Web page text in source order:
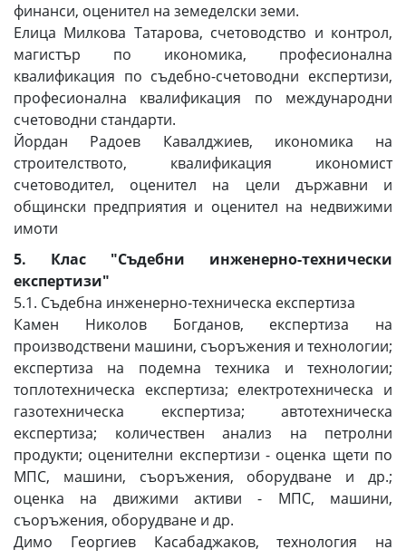
финанси, оценител на земеделски земи.
Елица Милкова Татарова, счетоводство и контрол,
магистър по икономика, професионална
квалификация по съдебно-счетоводни експертизи,
професионална квалификация по международни
счетоводни стандарти.
Йордан Радоев Кавалджиев, икономика на
строителството, квалификация икономист
счетоводител, оценител на цели държавни и
общински предприятия и оценител на недвижими
имоти
5. Клас "Съдебни инженерно-технически
експертизи"
5.1. Съдебна инженерно-техническа експертиза
Камен Николов Богданов, експертиза на
производствени машини, съоръжения и технологии;
експертиза на подемна техника и технологии;
топлотехническа експертиза; електротехническа и
газотехническа експертиза; автотехническа
експертиза; количествен анализ на петролни
продукти; оценителни експертизи - оценка щети по
МПС, машини, съоръжения, оборудване и др.;
оценка на движими активи - МПС, машини,
съоръжения, оборудване и др.
Димо Георгиев Касабаджаков, технология на